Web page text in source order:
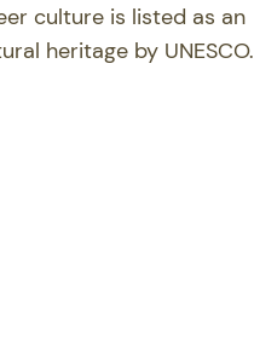
culture is listed as an
heritage by UNESCO.